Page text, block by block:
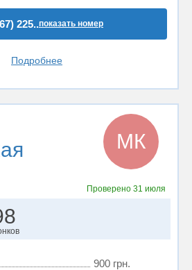
225..показать номер
Подробнее
МК
Проверено 31 июля
900 грн.